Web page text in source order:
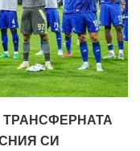
СИ